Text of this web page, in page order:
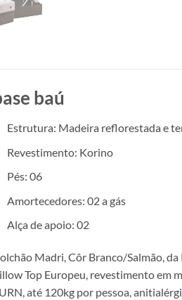
baú
Estrutura: Madeira reflorestada e
Revestimento: Korino
Pés: 06
Amortecedores: 02 a gás
Alça de apoio: 02
Madri, Côr Branco/Salmão,
Top Europeu, revestimento em
até 120kg por pessoa,